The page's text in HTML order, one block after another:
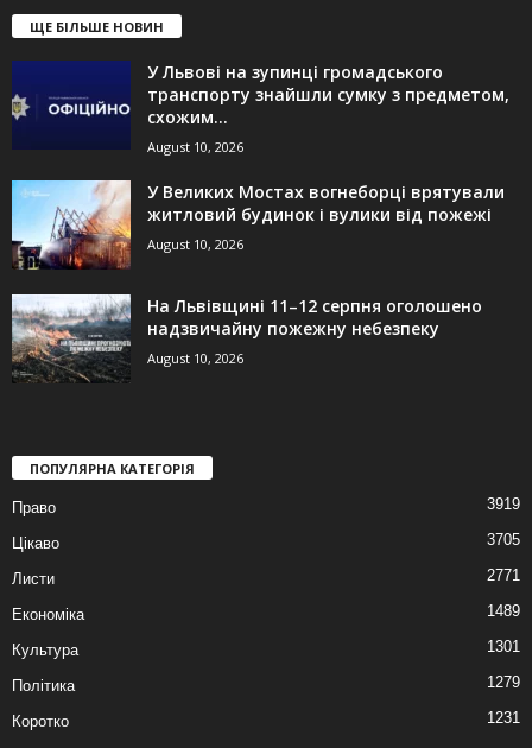
ЩЕ БІЛЬШЕ НОВИН
У Львові на зупинці громадського
транспорту знайшли сумку з предметом,
схожим...
August 10, 2026
У Великих Мостах вогнеборці врятували
житловий будинок і вулики від пожежі
August 10, 2026
На Львівщині 11–12 серпня оголошено
надзвичайну пожежну небезпеку
August 10, 2026
ПОПУЛЯРНА КАТЕГОРІЯ
Право 3919
Цікаво 3705
Листи 2771
Економіка 1489
Культура 1301
Політика 1279
Коротко 1231